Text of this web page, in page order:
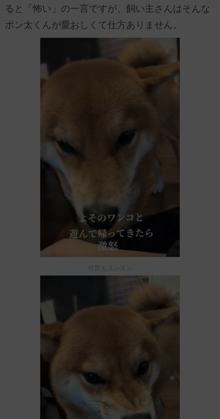
ると「怖い」の一言ですが、飼い主さんはそんな
ポン太くんが愛おしくて仕方ありません。
何度もスンスン